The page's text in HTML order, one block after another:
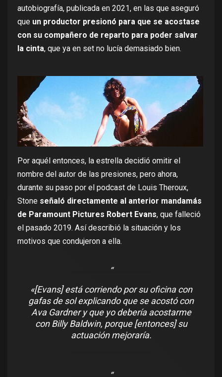
autobiografía, publicada en 2021, en las que aseguró
que un productor presionó para que se acostase
con su compañero de reparto para poder salvar
la cinta, que ya en set no lucía demasiado bien.
Por aquél entonces, la estrella decidió omitir el
nombre del autor de las presiones, pero ahora,
durante su paso por el podcast de Louis Theroux,
Stone señaló directamente al anterior mandamás
de Paramount Pictures Robert Evans, que falleció
el pasado 2019. Así describió la situación y los
motivos que condujeron a ella.
«[Evans] está corriendo por su oficina con
gafas de sol explicando que se acostó con
Ava Gardner y que yo debería acostarme
con Billy Baldwin, porque [entonces] su
actuación mejoraría.